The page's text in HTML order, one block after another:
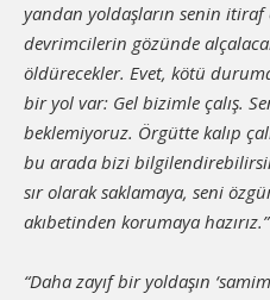
yandan yoldaşların senin
devrimcilerin gözünde
öldürecekler. Evet, kötü
bir yol var: Gel bizimle çalış.
beklemiyoruz. Örgütte kalıp
bu arada bizi
sır olarak saklamaya, seni
akıbetinden korumaya hazırız.”
“Daha zayıf bir yoldaşın